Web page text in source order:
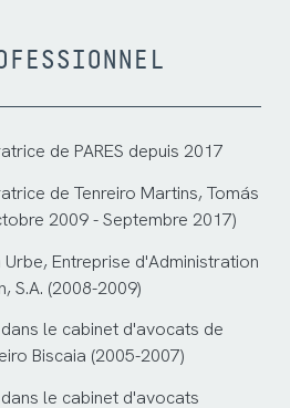
de PARES depuis 2017
de Tenreiro Martins, Tomás
2009 - Septembre 2017)
Entreprise d'Administration
S.A. (2008-2009)
le cabinet d'avocats de
Biscaia (2005-2007)
le cabinet d'avocats